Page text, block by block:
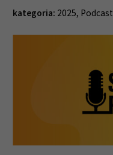
kategoria: 2025, Podcast